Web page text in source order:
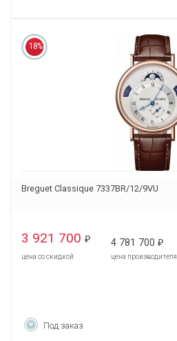
18%
Breguet Classique 7337BR/12/9VU
3 921 700 ₽
цена со скидкой
4 781 700 ₽
цена производителя
Под заказ